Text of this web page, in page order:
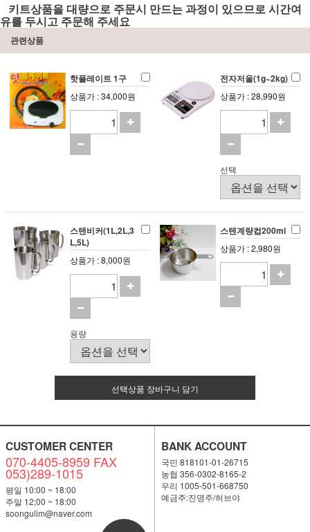
키트상품을 대량으로 주문시 만드는 과정이 있으므로 시간여
유를 두시고 주문해 주세요
관련상품
핫플레이트 1구
상품가 : 34,000원
전자저울(1g~2kg)
상품가 : 28,990원
선택
스텐비커(1L,2L,3
L,5L)
상품가 : 8,000원
용량
스텐계량컵200ml
상품가 : 2,980원
선택상품 장바구니 담기
CUSTOMER CENTER
070-4405-8959 FAX
053)289-1015
평일 10:00 ~ 18:00
주말 12;00 ~ 18:00
soongulim@naver.com
BANK ACCOUNT
국민 818101-01-26715
농협 356-0302-8165-2
우리 1005-501-668750
예금주:진명주/허브야